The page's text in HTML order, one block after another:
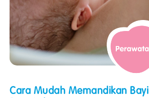
Cara Mudah Memandikan Bayi